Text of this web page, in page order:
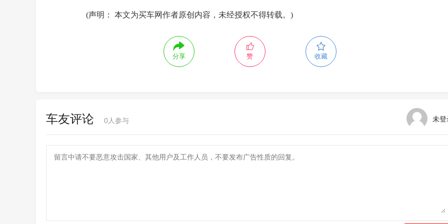
(声明： 本文为买车网作者原创内容，未经授权不得转载。)
分享 赞 收藏
未登
车友评论 0 人参与